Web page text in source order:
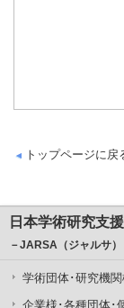
トップページに戻
日本学術研究支
－JARSA（ジャルサ）
学術団体･研究機
企業様･各種団体･